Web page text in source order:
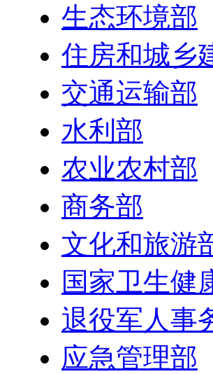
生态环境部
住房和城乡
交通运输部
水利部
农业农村部
商务部
文化和旅游
国家卫生健
退役军人事
应急管理部